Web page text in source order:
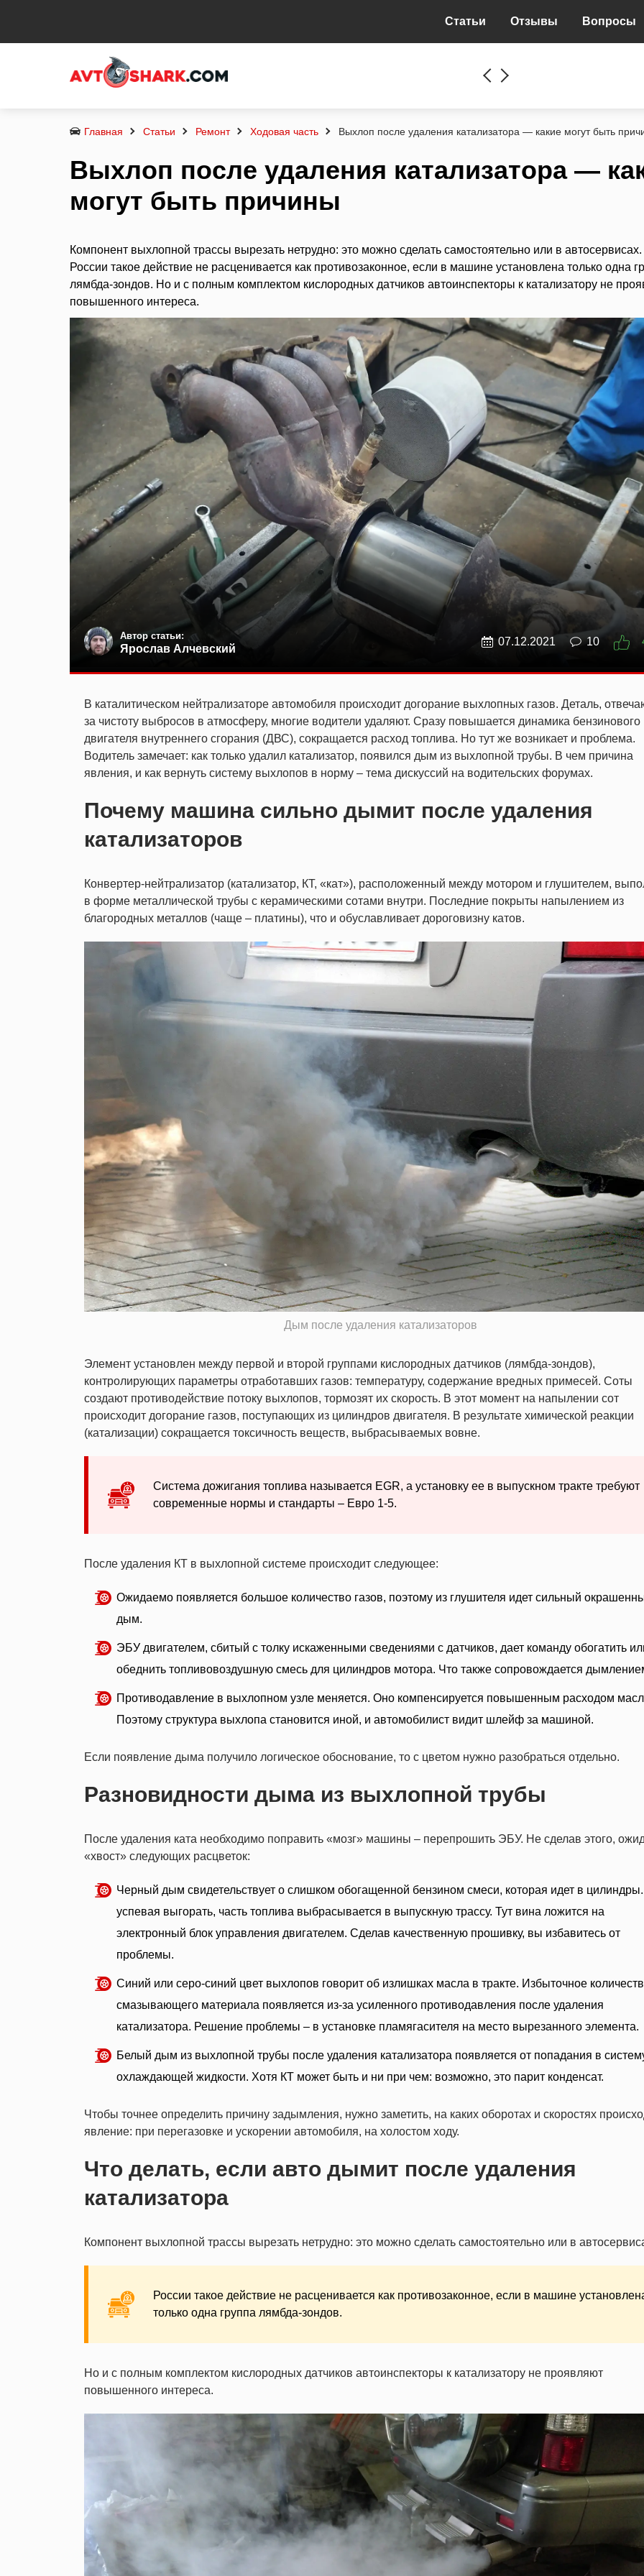
Статьи Отзывы Вопросы
Главная Статьи Ремонт Ходовая часть Выхлоп после удаления катализатора — какие могут быть
Выхлоп после удаления катализатора —
могут быть причины
Компонент выхлопной трассы вырезать нетрудно: это можно сделать самостоятельно или в
России такое действие не расценивается как противозаконное, если в машине установлена только одна
лямбда-зондов. Но и с полным комплектом кислородных датчиков автоинспекторы к катализатору не
повышенного интереса.
Автор статьи:
Ярослав Алчевский
07.12.2021 10
В каталитическом нейтрализаторе автомобиля происходит догорание выхлопных газов. Деталь,
за чистоту выбросов в атмосферу, многие водители удаляют. Сразу повышается динамика бензинового
двигателя внутреннего сгорания (ДВС), сокращается расход топлива. Но тут же возникает и проблема.
Водитель замечает: как только удалил катализатор, появился дым из выхлопной трубы. В чем причина
явления, и как вернуть систему выхлопов в норму – тема дискуссий на водительских форумах.
Почему машина сильно дымит после удаления
катализаторов
Конвертер-нейтрализатор (катализатор, КТ, «кат»), расположенный между мотором и глушителем,
в форме металлической трубы с керамическими сотами внутри. Последние покрыты напылением из
благородных металлов (чаще – платины), что и обуславливает дороговизну катов.
Дым после удаления катализаторов
Элемент установлен между первой и второй группами кислородных датчиков (лямбда-зондов),
контролирующих параметры отработавших газов: температуру, содержание вредных примесей. Соты
создают противодействие потоку выхлопов, тормозят их скорость. В этот момент на напылении сот
происходит догорание газов, поступающих из цилиндров двигателя. В результате химической реакции
(катализации) сокращается токсичность веществ, выбрасываемых вовне.
Система дожигания топлива называется EGR, а установку ее в выпускном тракте требуют
современные нормы и стандарты – Евро 1-5.
После удаления КТ в выхлопной системе происходит следующее:
Ожидаемо появляется большое количество газов, поэтому из глушителя идет сильный
дым.
ЭБУ двигателем, сбитый с толку искаженными сведениями с датчиков, дает команду обогатить
обеднить топливовоздушную смесь для цилиндров мотора. Что также сопровождается
Противодавление в выхлопном узле меняется. Оно компенсируется повышенным расходом
Поэтому структура выхлопа становится иной, и автомобилист видит шлейф за машиной.
Если появление дыма получило логическое обоснование, то с цветом нужно разобраться отдельно.
Разновидности дыма из выхлопной трубы
После удаления ката необходимо поправить «мозг» машины – перепрошить ЭБУ. Не сделав этого,
«хвост» следующих расцветок:
Черный дым свидетельствует о слишком обогащенной бензином смеси, которая идет в
успевая выгорать, часть топлива выбрасывается в выпускную трассу. Тут вина ложится на
электронный блок управления двигателем. Сделав качественную прошивку, вы избавитесь от
проблемы.
Синий или серо-синий цвет выхлопов говорит об излишках масла в тракте. Избыточное
смазывающего материала появляется из-за усиленного противодавления после удаления
катализатора. Решение проблемы – в установке пламягасителя на место вырезанного элемента.
Белый дым из выхлопной трубы после удаления катализатора появляется от попадания в
охлаждающей жидкости. Хотя КТ может быть и ни при чем: возможно, это парит конденсат.
Чтобы точнее определить причину задымления, нужно заметить, на каких оборотах и скоростях
явление: при перегазовке и ускорении автомобиля, на холостом ходу.
Что делать, если авто дымит после удаления
катализатора
Компонент выхлопной трассы вырезать нетрудно: это можно сделать самостоятельно или в
России такое действие не расценивается как противозаконное, если в машине
только одна группа лямбда-зондов.
Но и с полным комплектом кислородных датчиков автоинспекторы к катализатору не проявляют
повышенного интереса.